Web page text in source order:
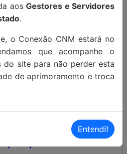
aos Gestores e Servidores
.
o Conexão CNM estará no
que acompanhe o
do site para não perder esta
de aprimoramento e troca
Entendi!